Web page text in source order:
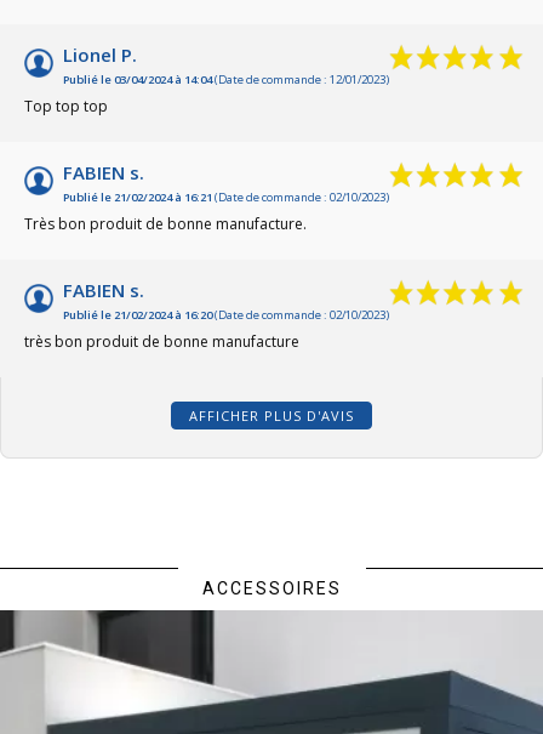
Lionel P.
Publié le 03/04/2024 à 14:04(Date de commande : 12/01/2023)
Top top top
FABIEN s.
Publié le 21/02/2024 à 16:21 (Date de commande : 02/10/2023)
Très bon produit de bonne manufacture.
FABIEN s.
Publié le 21/02/2024 à 16:20(Date de commande : 02/10/2023)
très bon produit de bonne manufacture
AFFICHER PLUS D'AVIS
ACCESSOIRES